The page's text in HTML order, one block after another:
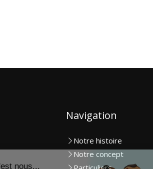
Navigation
Notre histoire
Notre concept